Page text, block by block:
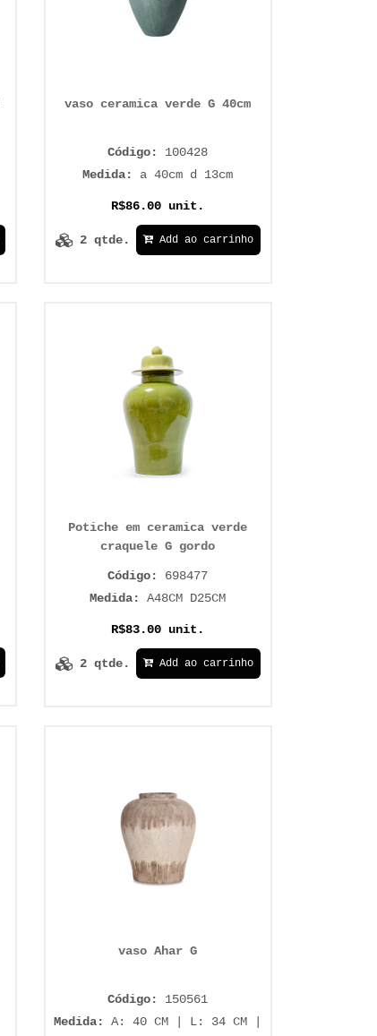
vaso ceramica verde G 40cm
Código: 100428
Medida: a 40cm d 13cm
R$86.00 unit.
2 qtde. Add ao carrinho
Potiche em ceramica verde
craquele G gordo
Código: 698477
Medida:A48CM D25CM
R$83.00 unit.
2 qtde. Add ao carrinho
vaso Ahar G
Código: 150561
Medida:A: 40 CM | L: 34 CM |